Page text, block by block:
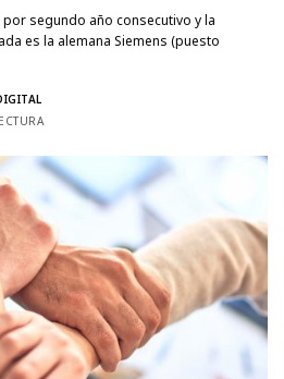
segundo año consecutivo y la
es la alemana Siemens (puesto